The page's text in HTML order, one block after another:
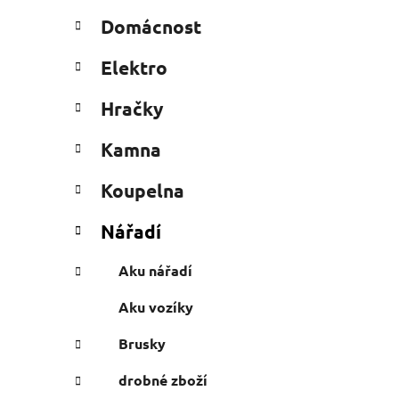
n
í
a
e
e
o
i
Domácnost
Elektro
Hračky
Kamna
Koupelna
Nářadí
Aku nářadí
Aku vozíky
Brusky
drobné zboží